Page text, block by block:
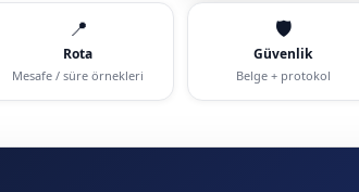
📍
Rota
Mesafe / süre örnekleri
🛡️
Güvenlik
Belge + protokol